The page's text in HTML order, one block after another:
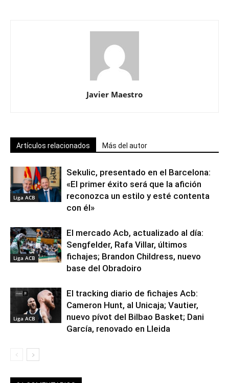
Javier Maestro
Artículos relacionados Más del autor
Liga ACB
Sekulic, presentado en el Barcelona:
«El primer éxito será que la afición
reconozca un estilo y esté contenta
con él»
Liga ACB
El mercado Acb, actualizado al día:
Sengfelder, Rafa Villar, últimos
fichajes; Brandon Childress, nuevo
base del Obradoiro
Liga ACB
El tracking diario de fichajes Acb:
Cameron Hunt, al Unicaja; Vautier,
nuevo pívot del Bilbao Basket; Dani
García, renovado en Lleida